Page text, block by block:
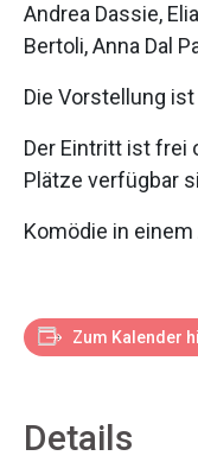
Andrea Dassie,
Bertoli, Anna Dal
Die Vorstellung
Der Eintritt ist frei
Plätze verfügbar
Komödie in einem
Zum Kalender
Details